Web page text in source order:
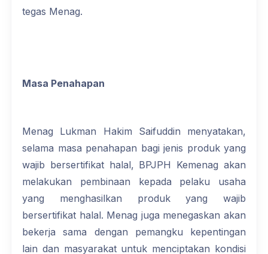
tegas Menag.
Masa Penahapan
Menag Lukman Hakim Saifuddin menyatakan,
selama masa penahapan bagi jenis produk yang
wajib bersertifikat halal, BPJPH Kemenag akan
melakukan pembinaan kepada pelaku usaha
yang menghasilkan produk yang wajib
bersertifikat halal. Menag juga menegaskan akan
bekerja sama dengan pemangku kepentingan
lain dan masyarakat untuk menciptakan kondisi